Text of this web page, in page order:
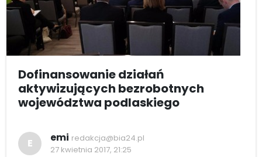
Dofinansowanie działań
aktywizujących bezrobotnych
województwa podlaskiego
E emi redakcja@bia24.pl
27 kwietnia 2017, 21:25